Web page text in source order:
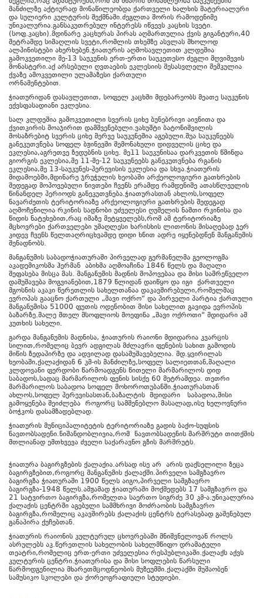
მანძილზე აქტიურად მონაწილეობდა ქართველი ხალხის მატერიალური
და სულიერი კულტურის შექმნაში.ძეგლთა შორის რამოდენიმე
უნიკალურია.განსაკუთრებულ ინტერესს იწვევს კაცხის სვეტი.
(სოფ.კაცხი).მდინარე კაცხურას პირას აღმართულია ქვის გიგანტური,40
მეტრამდე სიმაღლის სვეტი,რომლის თხემზე ასვლას მხოლოდ
ალპინისტები ახერხებენ.ჭიათურის აღმოსავლეთით კლდეშია
გამოკვეთილი მე-13 საუკუნის ერთ-ერთი საუკეთესო ძეგლი მღვიმევის
მონასტერი.აქ არსებული ღვთაების ეკლესიის შესასვლელი შემკულია
ქვაზე ამოკვეთილი ულამაზესი ქართული
ორნამენტებით.
ჭიათურიდან დასავლეთით, სოფელ კაცხში მდებარეობს მეათე საუკუნის
ექვსფასადიანი ეკლესია.
სალ კლდეშია გამოკვეთილი სვერის ციხე ბუნებრივი აივნითა და
ქვითკირის მოაჯირით დამშვენებული.ვახუშტი ბატონიშვილის
მოსაზრებიტ სვერის ციხე მერვე საუკუნეშია აგებული.შუა საუკუნეებს
განეკუთვნება სოფელ ბჟინევში შემონახული დიდველის ციხე და
ეკლესია,აგრეთვე ზედუბნის ციხე. მე11 საუკუნისაა დარკვეთის წმინდა
გიორგის ეკლესია,მე 11-მე-12 საუკუნეებს განეკუთვნება რგანის
ეკლესია,მე 13-საუკუნეს-პერევისის ეკლესია და სხვა.ჭიათურის
მიდამოებში,მდინარე ჯრუჭულის ხეობაში არქეოლოგიური გათხრების
შედეგად მოპოვებული ნივთები ჩვენს ერამდე რამდენიმე ათასწლეულის
წინანდელ პერიოდს განეკუთვნება.ჭიათურასთან ახლოს,სოფელ
ნავარძეთის ტერიტორიაზე არქეოლოგიური გათხრების შედეგად
აღმოჩენილია რკინის სადნობი უძველესი ღუმელის ნაშთი რკინისა და
წიდის ნატეხებით,რაც იმაზე მეტყველებს,რომ ამ ტერიტორიაზე
მცხოვრები ქართველები უმაღლესი ხარისხის ლითონის მისაღებად ჯერ
კიდევ ჩვენს წელთაღრიცხვამდე დიდი ხნით ადრე იყენებდნენ მანგანუმის
შენადნობს.
მანგანუმის საბადოჭიათურაში პირველად გერმანელმა გეოლოგმა
აკადემიკოსმა ჰერმან აბიხმა აღმოაჩინა 1846 წელს და მაღალი
შეფასება მისცა მას. მანგანუმის მადნის მოპოვებაა და მისი სამრეწველო
დამუშავება მოგვიანებით,1879 წლიდან დაიწყო და იგი ქართველი
მგოსნის აკაკი წერეთლის სახელთანაა დაკავშირებული,რომელმაც
ევროპას გააცნო ქართული „შავი ოქრო“ და პირველი პარტია ქართული
მანგანუმისა 51000 ფუთის ოდენობით მისი სახელით გავიდა ევროპის
ბაზარზე.მალე მთელ მსოფლიოს მოეფინა „შავი ოქროთი“ მდიდარი ამ
კუთხის სახელი.
გარდა მანგანუმის მადნისა, ჭიათურის რაიონი მდიდარია კვარცის
სილით,რომელიც ბევრ ადგილას მძლავრი ფენების სახით გამოდის
მიწის ზედაპირზე და ადვილად დასამუშავებელია. მდ.ყვირილას
ხეობაში,ქალაქიდან 6 კმ-ის მანძილზე,სოფელ სალიეთთან,მაღალი
კლდოვანი ფერდობი წარმოადგენს წითელი მარმარილოს დიდ
საბადოს,სადაც მარმარილოს ფენის სისქე 60 მეტრამდეა. თეთრი
მარმარილოს საბადოა სოფელ მოხოროთუბანში.ჭიათურასთან
ახლოს,სოფელ პერევისასთან,ბაზალტის მდიდარი საბადოა,მისი
გამოყენება შეიძლება როგორც სამშენებლო მასალად,ისე ხელოვნური
ბოჭკოს დასამზადებლად.
ჭიათურის მუნიციპალიტეტის ტერიტორიაზე გადის ბაქო-სუფსის
ნავთობსადენი.ნიშანდობლივია,რომ ნავთობსადენის მარშრუტი თითქმის
მთლიანად ემთხვევა ძველი საქარავნო გზის მარშრუტს.
ჭიათურა ბაგირგზების ქალაქია.არსად ისე არ არის დაქსელილი ზეცა
ბაგირგზებით,როგორც მანგანუმის ქალაქში.პირველი სამგზავრო
ბაგირგზა ჭიათურაში 1900 წელს აიგო,პირველი სამგზავრო
ბაგირგზა-1948 წელს.ამჟამად ჭიათურაში მოქმედებს 17 სამგზავრო და
21 სატვირთო ბაგირგზა,რომელთა საერთო სიგრძე 30 კმ-ა.უნიკალურია
ქალაქის ცენტრში აგებული სამმხრივი მოძრაობის სამგზავრო
ბაგირგზა,რომელიც აკავშირებს ქალაქის ცენტრს ტერასებად გაშენებულ
განაპირა ქუჩებთან.
ჭიათურის რაიონის კულტურულ ცხოვრებაში მნიშვნელოვან როლს
ასრულებს აკ.წერეთლის სახელობის სახელმწიფო დრამატული
თეატრი,რომელიც ერთ-ერთი უძველესია რესპუბლიკაში.ქალაქს აქვს
კულტურის ცენტრი.ჭიათურისა და მისი სოფლების წარსული
წარმოდგენილია მხარეთმცოდნეობის მუზეუმში.ქალაქში მუშაობენ
სამუსიკო სკოლები და ქორეოგრაფიული სტუდიები.